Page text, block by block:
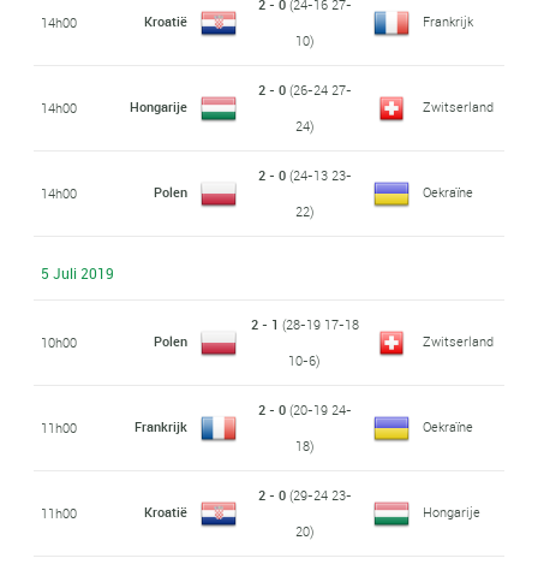
14h00 Kroatië
2 - 0(24-16 27-
10)
Frankrijk
14h00 Hongarije
2 - 0(26-24 27-
24)
Zwitserland
14h00 Polen
2 - 0(24-13 23-
22)
Oekraïne
5 Juli 2019
10h00 Polen
2 - 1 (28-19 17-18
10-6)
Zwitserland
11h00 Frankrijk
2 - 0(20-19 24-
18)
Oekraïne
11h00 Kroatië
2 - 0(29-24 23-
20)
Hongarije